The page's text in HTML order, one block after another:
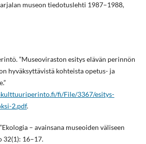
museon tiedotuslehti 1987–1988,
”Museoviraston esitys elävän perinnön
hyväksyttävistä kohteista opetus- ja
fi/File/3367/esitys-
2.pdf.
– avainsana museoiden väliseen
32(1): 16–17.